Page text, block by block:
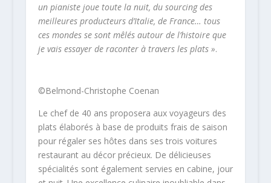
un pianiste joue toute la nuit, du sourcing des
meilleures producteurs d’Italie, de France… tous
ces mondes se sont mêlés autour de l’histoire que
je vais essayer de raconter à travers les plats ».
©Belmond-Christophe Coenan
Le chef de 40 ans proposera aux voyageurs des
plats élaborés à base de produits frais de saison
pour régaler ses hôtes dans ses trois voitures
restaurant au décor précieux. De délicieuses
spécialités sont également servies en cabine, jour